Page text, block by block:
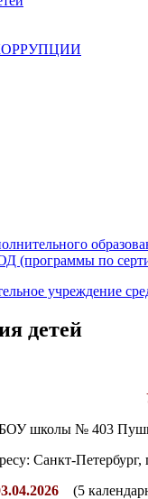
(программы по
учреждение
детей
школы № 403
Санкт-
(5